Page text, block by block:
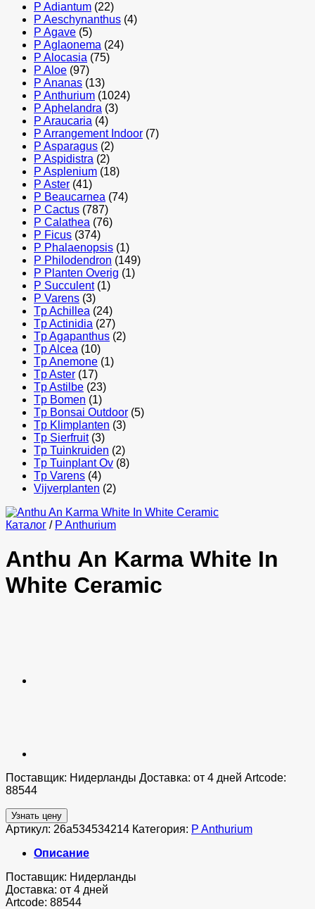
P Adiantum (22)
P Aeschynanthus (4)
P Agave (5)
P Aglaonema (24)
P Alocasia (75)
P Aloe (97)
P Ananas (13)
P Anthurium (1024)
P Aphelandra (3)
P Araucaria (4)
P Arrangement Indoor (7)
P Asparagus (2)
P Aspidistra (2)
P Asplenium (18)
P Aster (41)
P Beaucarnea (74)
P Cactus (787)
P Calathea (76)
P Ficus (374)
P Phalaenopsis (1)
P Philodendron (149)
P Planten Overig (1)
P Succulent (1)
P Varens (3)
Tp Achillea (24)
Tp Actinidia (27)
Tp Agapanthus (2)
Tp Alcea (10)
Tp Anemone (1)
Tp Aster (17)
Tp Astilbe (23)
Tp Bomen (1)
Tp Bonsai Outdoor (5)
Tp Klimplanten (3)
Tp Sierfruit (3)
Tp Tuinkruiden (2)
Tp Tuinplant Ov (8)
Tp Varens (4)
Vijverplanten (2)
Каталог / P Anthurium
Anthu An Karma White In
White Ceramic
Поставщик: Нидерланды Доставка: от 4 дней Artcode:
88544
Узнать цену
Артикул: 26a534534214 Категория: P Anthurium
Описание
Поставщик: Нидерланды
Доставка: от 4 дней
Artcode: 88544